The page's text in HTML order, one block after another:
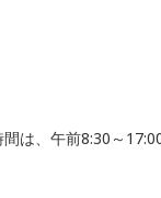
は、午前8:30～